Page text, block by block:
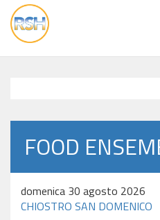
vai
alla
FOOD
domenica 30 agosto 2026
CHIOSTRO SAN DOMENICO